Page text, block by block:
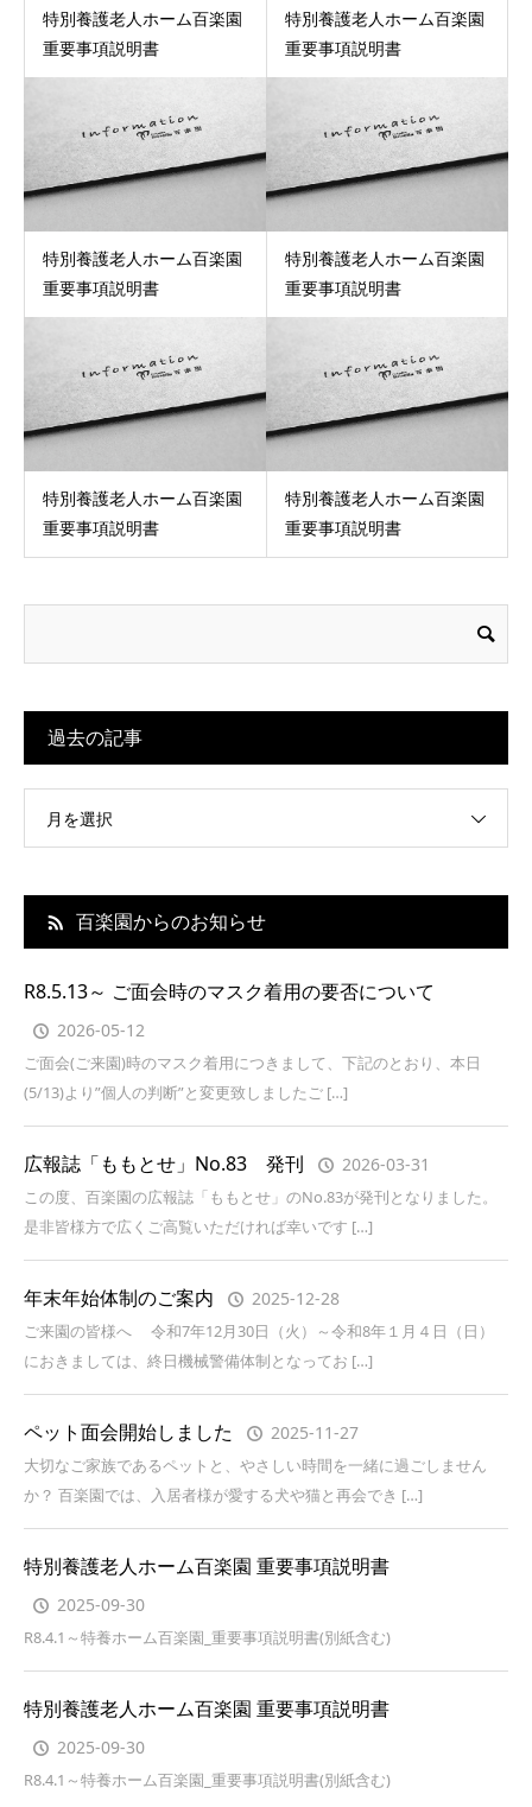
特別養護老人ホーム百楽園
重要事項説明書
特別養護老人ホーム百楽園
重要事項説明書
特別養護老人ホーム百楽園
重要事項説明書
特別養護老人ホーム百楽園
重要事項説明書
特別養護老人ホーム百楽園
重要事項説明書
特別養護老人ホーム百楽園
重要事項説明書
過去の記事
月を選択
百楽園からのお知らせ
R8.5.13～ ご面会時のマスク着用の要否について
2026-05-12
ご面会(ご来園)時のマスク着用につきまして、下記のとおり、本日
(5/13)より”個人の判断”と変更致しましたご […]
広報誌「ももとせ」No.83 発刊 2026-03-31
この度、百楽園の広報誌「ももとせ」のNo.83が発刊となりました。
是非皆様方で広くご高覧いただければ幸いです […]
年末年始体制のご案内 2025-12-28
ご来園の皆様へ 令和7年12月30日（火）～令和8年１月４日（日）
におきましては、終日機械警備体制となってお […]
ペット面会開始しました 2025-11-27
大切なご家族であるペットと、やさしい時間を一緒に過ごしません
か？ 百楽園では、入居者様が愛する犬や猫と再会でき […]
特別養護老人ホーム百楽園 重要事項説明書
2025-09-30
R8.4.1～特養ホーム百楽園_重要事項説明書(別紙含む)
特別養護老人ホーム百楽園 重要事項説明書
2025-09-30
R8.4.1～特養ホーム百楽園_重要事項説明書(別紙含む)